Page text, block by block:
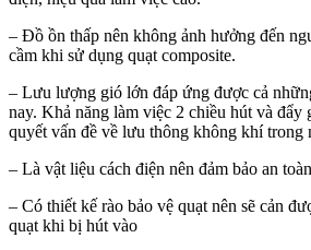
– Đồ ồn thấp nên không ảnh hưởng đến
cầm khi sử dụng quạt composite.
– Lưu lượng gió lớn đáp ứng được cả
nay. Khả năng làm việc 2 chiều hút và đẩy
quyết vấn đề về lưu thông không khí trong
– Là vật liệu cách điện nên đảm bảo an
– Có thiết kế rào bảo vệ quạt nên sẽ cản
quạt khi bị hút vào